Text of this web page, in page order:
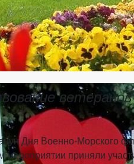
Дня Военно-Морского
приняли